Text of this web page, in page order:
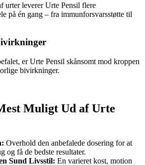
urter leverer Urte Pensil flere
på én gang – fra immunforsvarsstøtte til
er Urte Pensil skånsomt mod kroppen
bivirkninger.
Muligt Ud af Urte
Overhold den anbefalede dosering for at
og få de bedste resultater.
Sund Livsstil: En varieret kost, motion